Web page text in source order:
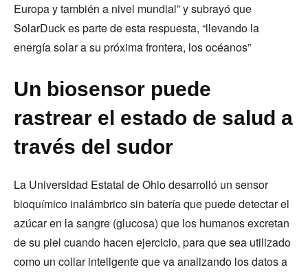
Europa y también a nivel mundial” y subrayó que
SolarDuck es parte de esta respuesta, “llevando la
energía solar a su próxima frontera, los océanos”
Un biosensor puede
rastrear el estado de salud a
través del sudor
La Universidad Estatal de Ohio desarrolló un sensor
bioquímico inalámbrico sin batería que puede detectar el
azúcar en la sangre (glucosa) que los humanos excretan
de su piel cuando hacen ejercicio, para que sea utilizado
como un collar inteligente que va analizando los datos a